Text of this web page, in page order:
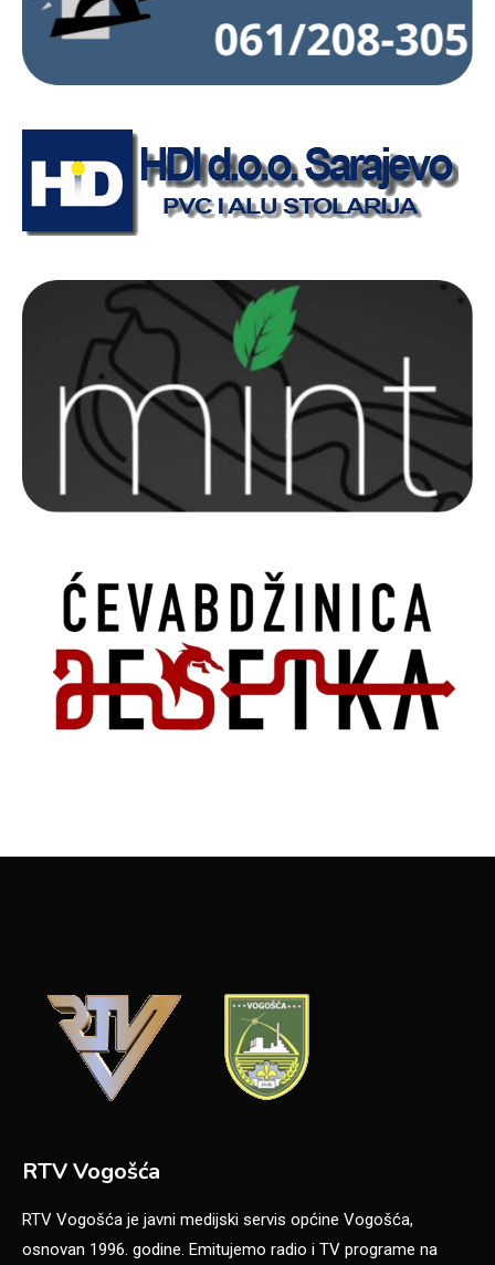
RTV Vogošća
RTV Vogošća je javni medijski servis općine Vogošća,
osnovan 1996. godine. Emitujemo radio i TV programe na